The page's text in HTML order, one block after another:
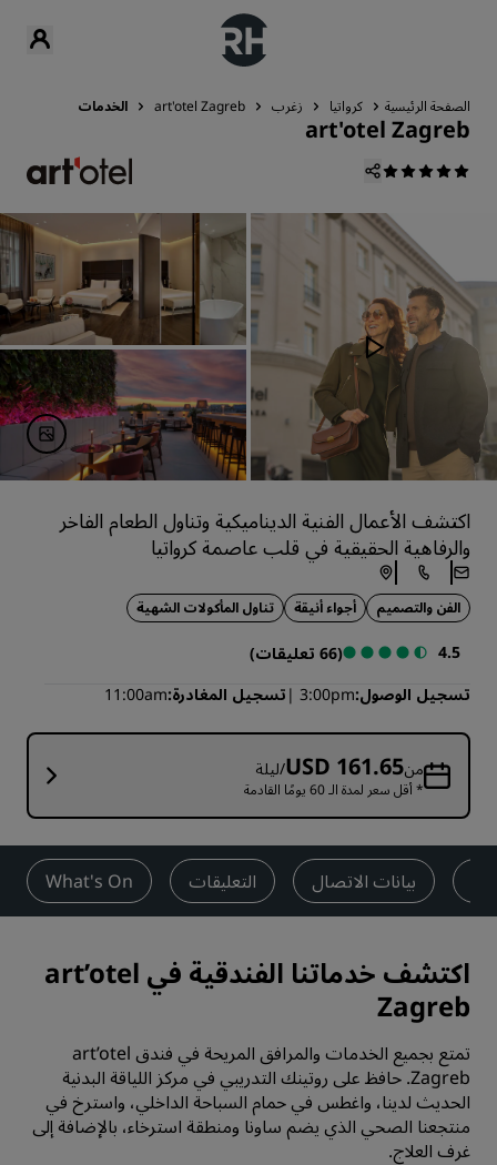
الصفحة الرئيسية كرواتيا زغرب art'otel Zagreb الخدمات
art'otel Zagreb
اكتشف الأعمال الفنية الديناميكية وتناول الطعام الفاخر
والرفاهية الحقيقية في قلب عاصمة كرواتيا
الفن والتصميم أجواء أنيقة تناول المأكولات الشهية
4.5
(66 تعليقات)
تسجيل الوصول 3:00pm تسجيل المغادرة 11:00am
منUSD 161.65/ليلة
* أقل سعر لمدة الـ 60 يومًا القادمة
بيانات الاتصال التعليقات What's On
اكتشف خدماتنا الفندقية في art’otel
Zagreb
تمتع بجميع الخدمات والمرافق المريحة في فندق art’otel
Zagreb. حافظ على روتينك التدريبي في مركز اللياقة البدنية
الحديث لدينا، واغطس في حمام السباحة الداخلي، واسترخ في
منتجعنا الصحي الذي يضم ساونا ومنطقة استرخاء، بالإضافة إلى
غرف العلاج.